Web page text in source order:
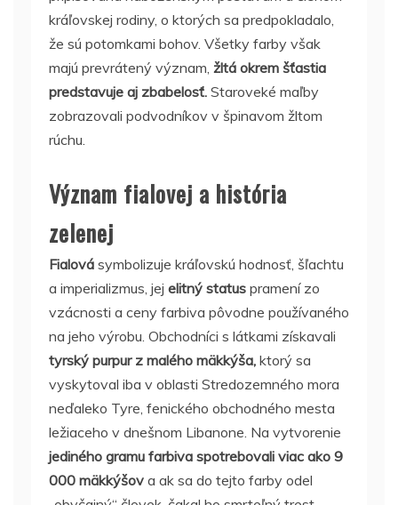
kráľovskej rodiny, o ktorých sa predpokladalo,
že sú potomkami bohov. Všetky farby však
majú prevrátený význam, žltá okrem šťastia
predstavuje aj zbabelosť. Staroveké maľby
zobrazovali podvodníkov v špinavom žltom
rúchu.
Význam fialovej a história
zelenej
Fialová symbolizuje kráľovskú hodnosť, šľachtu
a imperializmus, jej elitný status pramení zo
vzácnosti a ceny farbiva pôvodne používaného
na jeho výrobu. Obchodníci s látkami získavali
tyrský purpur z malého mäkkýša, ktorý sa
vyskytoval iba v oblasti Stredozemného mora
neďaleko Tyre, fenického obchodného mesta
ležiaceho v dnešnom Libanone. Na vytvorenie
jediného gramu farbiva spotrebovali viac ako 9
000 mäkkýšov a ak sa do tejto farby odel